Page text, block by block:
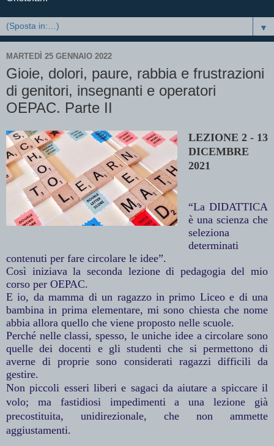
▼
MARTEDÌ 25 GENNAIO 2022
Gioie, dolori, paure, rabbia e frustrazioni
di genitori, insegnanti e operatori
OEPAC. Parte II
LEZIONE 2 - 13
DICEMBRE
2021
“La DIDATTICA
è una scienza che
seleziona
determinati
contenuti per fare circolare le idee”.
Così iniziava la seconda lezione di pedagogia del mio
corso per OEPAC.
E io, da mamma di un ragazzo in primo Liceo e di una
bambina in prima elementare, mi sono chiesta che nome
abbia allora quello che viene proposto nelle scuole.
Perché nelle classi, spesso, le uniche idee a circolare sono
quelle dei docenti e gli studenti che si permettono di
averne di proprie sono considerati ragazzi difficili da
gestire.
Non piccoli esseri liberi e sagaci da aiutare a spiccare il
volo; ma fastidiosi impedimenti a una lezione già
precostituita, unidirezionale, che non ammette
aggiustamenti.